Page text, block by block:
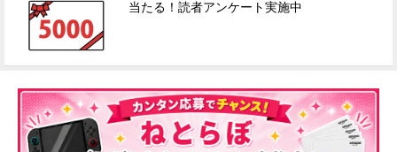
当たる！読者アンケート実施中